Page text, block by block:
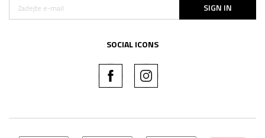
SIGN IN
SOCIAL ICONS